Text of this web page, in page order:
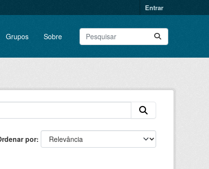
Entrar
Grupos Sobre
por